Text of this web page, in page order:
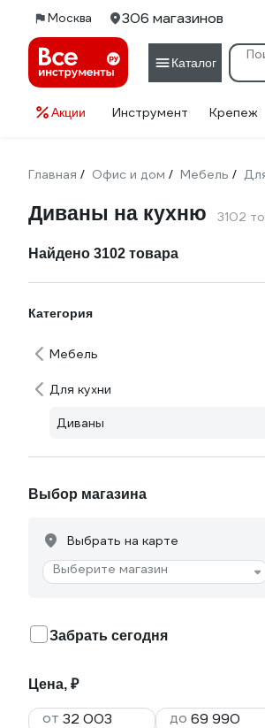
Москва 306 магазинов
Каталог
Акции Инструмент Крепеж
Главная / Офис и дом / Мебель /
Диваны на кухню 3102
Найдено 3102 товара
Категория
Мебель
Для кухни
Диваны
Выбор магазина
Выбрать на карте
Выберите магазин
Забрать сегодня
Цена, ₽
от до